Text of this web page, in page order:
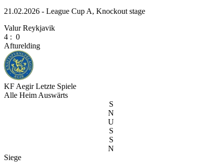
21.02.2026 - League Cup A, Knockout stage
Valur Reykjavik
4 : 0
Afturelding
KF Aegir Letzte Spiele
Alle Heim Auswärts
S
N
U
S
S
N
Siege